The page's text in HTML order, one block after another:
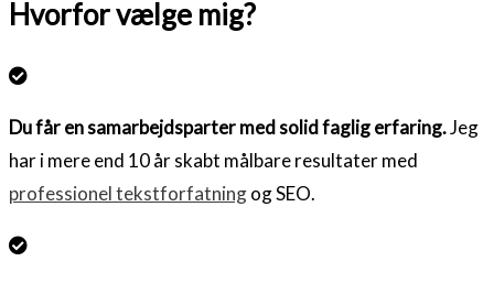
Hvorfor vælge mig?
Du får en samarbejdsparter med solid faglig erfaring.Jeg
har i mere end 10 år skabt målbare resultater med
professionel tekstforfatningog SEO.